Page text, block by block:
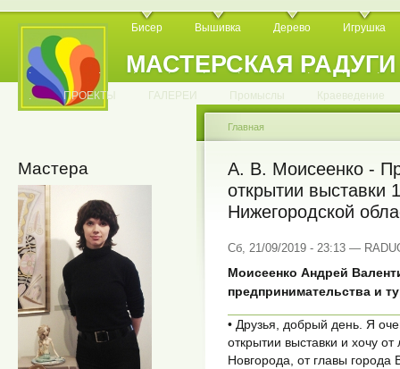
МАСТЕРСКАЯ РАДУГИ
Бисер Вышивка Дерево Игрушка
. . . . . . . . . . .
. ПРОЕКТЫ ГАЛЕРЕИ Промыслы Краеведение
Мастера
Главная
А. В. Моисеенко -
открытии
Нижегородской
Сб, 21/09/2019 - 23:13 —
Моисеенко Андрей
предпринимательства и
• Друзья, добрый день. Я
открытии выставки и хочу
Новгорода, от главы